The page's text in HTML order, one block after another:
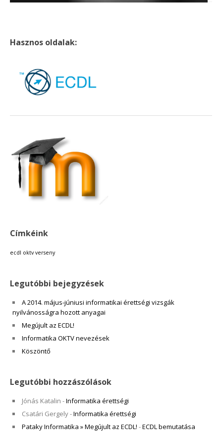
15:00
20:00
21:00
Hasznos oldalak:
Címkéink
ecdl oktv verseny
Legutóbbi bejegyzések
A 2014. május-júniusi informatikai érettségi vizsgák
nyilvánosságra hozott anyagai
Megújult az ECDL!
Informatika OKTV nevezések
Köszöntő
Legutóbbi hozzászólások
Jónás Katalin -Informatika érettségi
Csatári Gergely-Informatika érettségi
Pataky Informatika » Megújult az ECDL! -ECDL bemutatása